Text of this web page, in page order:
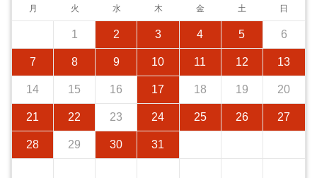
月 火 水 木 金 土 日
1 2 3 4 5 6
7 8 9 10 11 12 13
14 15 16 17 18 19 20
21 22 23 24 25 26 27
28 29 30 31